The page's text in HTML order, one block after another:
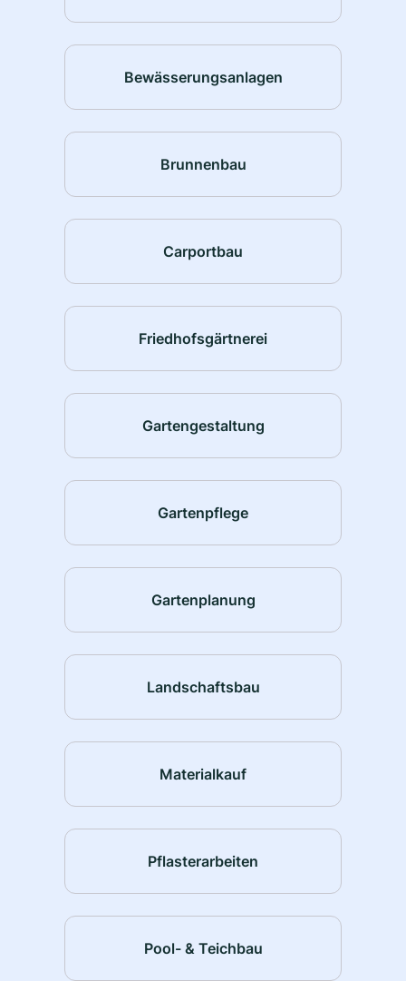
Bewässerungsanlagen
Brunnenbau
Carportbau
Friedhofsgärtnerei
Gartengestaltung
Gartenpflege
Gartenplanung
Landschaftsbau
Materialkauf
Pflasterarbeiten
Pool- & Teichbau